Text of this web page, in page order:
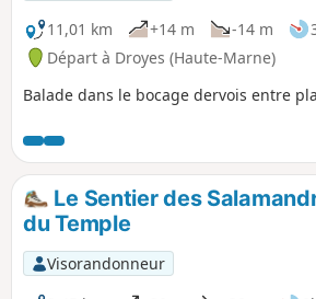
11,01 km
+14 m -14 m
Départ à Droyes (Haute-Marne)
Balade dans le bocage dervois entre
Le Sentier des
du Temple
Visorandonneur